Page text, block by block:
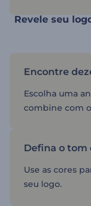
Revele seu
Encontre
Escolha uma
combine com
Defina o tom
Use as cores
seu logo.